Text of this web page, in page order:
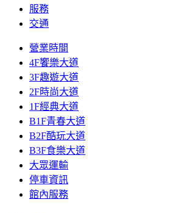
服務
交通
營業時間
4F饗樂大道
3F趣遊大道
2F時尚大道
1F經典大道
B1F青春大道
B2F酷玩大道
B3F食樂大道
大眾運輸
停車資訊
館內服務